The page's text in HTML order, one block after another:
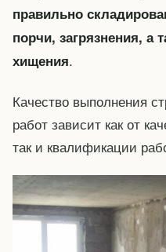
правильно
порчи, загрязнения, а
хищения.
Качество выполнения
работ зависит как от
так и квалификации